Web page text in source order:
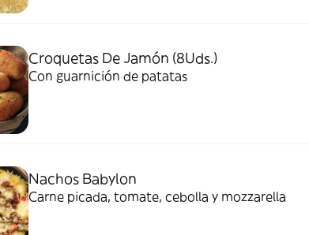
Croquetas De Jamón (8Uds.)
Con guarnición de patatas
Nachos Babylon
Carne picada, tomate, cebolla y mozzarella